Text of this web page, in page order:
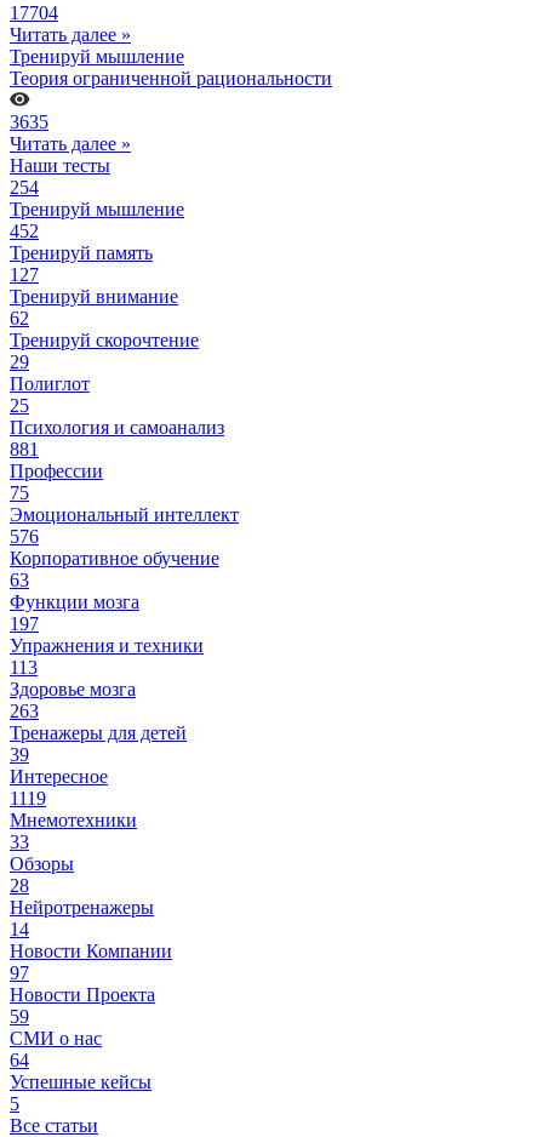
17704
Читать далее »
Тренируй мышление
Теория ограниченной рациональности
3635
Читать далее »
Наши тесты
254
Тренируй мышление
452
Тренируй память
127
Тренируй внимание
62
Тренируй скорочтение
29
Полиглот
25
Психология и самоанализ
881
Профессии
75
Эмоциональный интеллект
576
Корпоративное обучение
63
Функции мозга
197
Упражнения и техники
113
Здоровье мозга
263
Тренажеры для детей
39
Интересное
1119
Мнемотехники
33
Обзоры
28
Нейротренажеры
14
Новости Компании
97
Новости Проекта
59
СМИ о нас
64
Успешные кейсы
5
Все статьи